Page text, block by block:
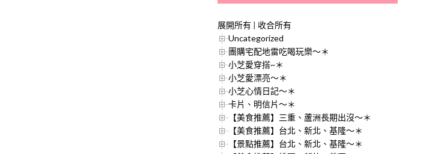
展開所有 | 收合所有
Uncategorized
團購宅配地雷吃喝玩樂～＊
小芝愛穿搭~＊
小芝愛漂亮～＊
小芝心情日記～＊
卡片、明信片～＊
【美食推薦】三重、蘆洲長期出沒～＊
【美食推薦】台北、新北、基隆～＊
【景點推薦】台北、新北、基隆～＊